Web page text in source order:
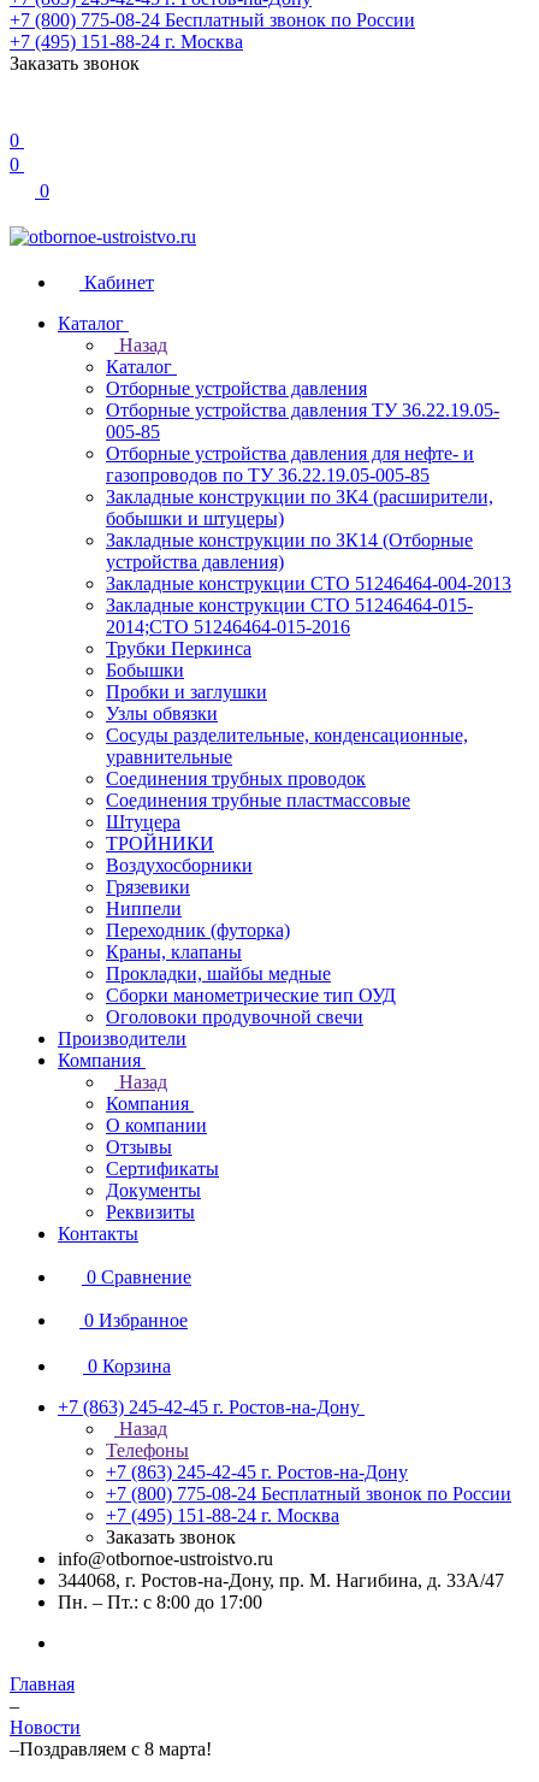
+7 (800) 775-08-24 Бесплатный звонок по России
+7 (495) 151-88-24 г. Москва
Заказать звонок
0
0
0
Кабинет
Каталог
Назад
Каталог
Отборные устройства давления
Отборные устройства давления ТУ 36.22.19.05-
005-85
Отборные устройства давления для нефте- и
газопроводов по ТУ 36.22.19.05-005-85
Закладные конструкции по ЗК4 (расширители,
бобышки и штуцеры)
Закладные конструкции по ЗК14 (Отборные
устройства давления)
Закладные конструкции СТО 51246464-004-2013
Закладные конструкции СТО 51246464-015-
2014;СТО 51246464-015-2016
Трубки Перкинса
Бобышки
Пробки и заглушки
Узлы обвязки
Сосуды разделительные, конденсационные,
уравнительные
Соединения трубных проводок
Соединения трубные пластмассовые
Штуцера
ТРОЙНИКИ
Воздухосборники
Грязевики
Ниппели
Переходник (футорка)
Краны, клапаны
Прокладки, шайбы медные
Сборки манометрические тип ОУД
Оголовоки продувочной свечи
Производители
Компания
Назад
Компания
О компании
Отзывы
Сертификаты
Документы
Реквизиты
Контакты
0 Сравнение
0 Избранное
0 Корзина
+7 (863) 245-42-45 г. Ростов-на-Дону
Назад
Телефоны
+7 (863) 245-42-45 г. Ростов-на-Дону
+7 (800) 775-08-24 Бесплатный звонок по России
+7 (495) 151-88-24 г. Москва
Заказать звонок
info@otbornoe-ustroistvo.ru
344068, г. Ростов-на-Дону, пр. М. Нагибина, д. 33А/47
Пн. – Пт.: с 8:00 до 17:00
Главная
–
Новости
–Поздравляем с 8 марта!